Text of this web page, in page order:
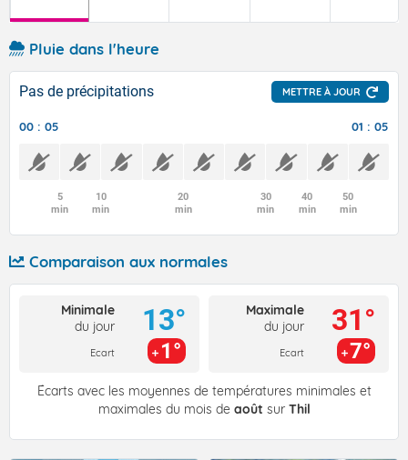
Pluie dans l'heure
Pas de précipitations METTRE À JOUR
00 : 05 01 : 05
5
min
10
min
20
min
30
min
40
min
50
min
Comparaison aux normales
Minimale
du jour
Ecart
13°
1°
Maximale
du jour
Ecart
31°
7°
Écarts avec les moyennes de températures minimales et
maximales du mois de août sur Thil